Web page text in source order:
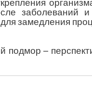
заболеваний
замедления
подмор –